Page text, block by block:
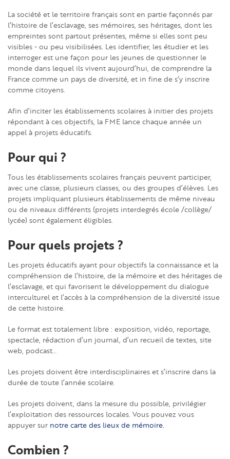
La société et le territoire français sont en partie façonnés par
l’histoire de l’esclavage, ses mémoires, ses héritages, dont les
empreintes sont partout présentes, même si elles sont peu
visibles - ou peu visibilisées. Les identifier, les étudier et les
interroger est une façon pour les jeunes de questionner le
monde dans lequel ils vivent aujourd’hui, de comprendre la
France comme un pays de diversité, et in fine de s‘y inscrire
comme citoyens.
Afin d’inciter les établissements scolaires à initier des projets
répondant à ces objectifs, la FME lance chaque année un
appel à projets éducatifs.
Pour qui ?
Tous les établissements scolaires français peuvent participer,
avec une classe, plusieurs classes, ou des groupes d’élèves. Les
projets impliquant plusieurs établissements de même niveau
ou de niveaux différents (projets interdegrés école /collège/
lycée) sont également éligibles.
Pour quels projets ?
Les projets éducatifs ayant pour objectifs la connaissance et la
compréhension de l’histoire, de la mémoire et des héritages de
l’esclavage, et qui favorisent le développement du dialogue
interculturel et l’accès à la compréhension de la diversité issue
de cette histoire.
Le format est totalement libre : exposition, vidéo, reportage,
spectacle, rédaction d’un journal, d’un recueil de textes, site
web, podcast…
Les projets doivent être interdisciplinaires et s’inscrire dans la
durée de toute l’année scolaire.
Les projets doivent, dans la mesure du possible, privilégier
l’exploitation des ressources locales. Vous pouvez vous
appuyer sur notre carte des lieux de mémoire.
Combien ?